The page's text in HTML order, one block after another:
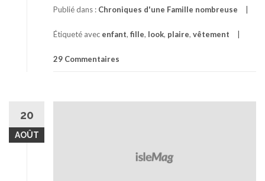
r
p
s
a
Publié dans : Chroniques d'une Famille nombreuse
Étiqueté avec enfant, fille, look, plaire, vêtement
29 Commentaires
20
AOÛT